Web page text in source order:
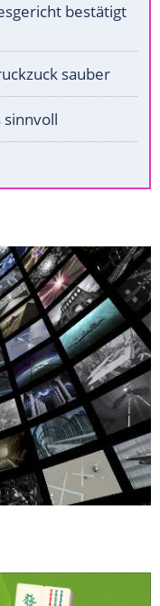
bestätigt
sauber
sinnvoll